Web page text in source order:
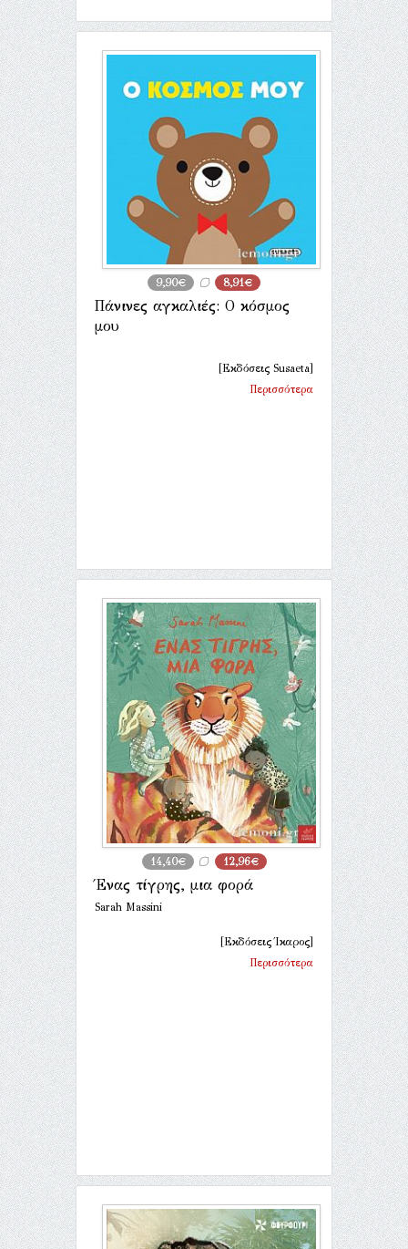
9,90€ 8,91€
Πάνινες αγκαλιές: Ο κόσμος
μου
[Εκδόσεις Susaeta]
Περισσότερα
14,40€ 12,96€
Ένας τίγρης, μια φορά
Sarah Massini
[Εκδόσεις Ίκαρος]
Περισσότερα